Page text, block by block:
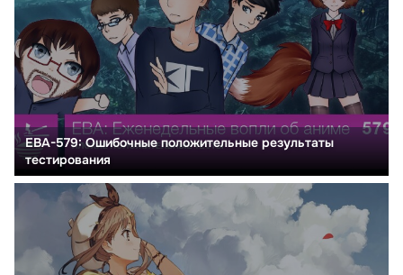
ЕВА-579: Ошибочные положительные результаты
тестирования